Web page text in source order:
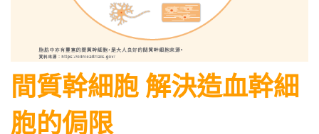
間質幹細胞 解決造血幹細
胞的侷限